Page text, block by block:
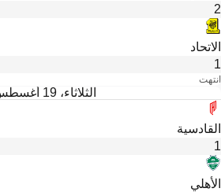
2
الاتحاد
1
انتهت
الثلاثاء، 19 أغسطس
القادسية
1
الأهلي